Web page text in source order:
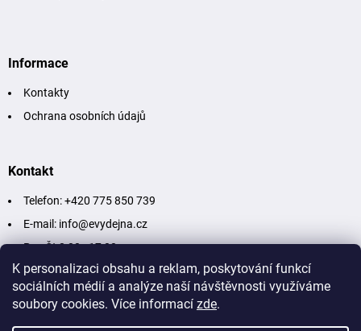
K personalizaci obsahu a reklam, poskytování funkcí
sociálních médií a analýze naší návštěvnosti využíváme
soubory cookies. Více informací zde.
Informace
Kontakty
Ochrana osobních údajů
Kontakt
Telefon: +420 775 850 739
E-mail: info@evydejna.cz
Po - Čt 8:00 - 17:00
Pá - So 8:00 - 12:00